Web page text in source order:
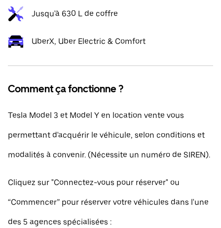
Jusqu'à 630 L de coffre
UberX, Uber Electric & Comfort
Comment ça fonctionne ?
Tesla Model 3 et Model Y en location vente vous
permettant d'acquérir le véhicule, selon conditions et
modalités à convenir. (Nécessite un numéro de SIREN).
Cliquez sur "Connectez-vous pour réserver" ou
“Commencer” pour réserver votre véhicules dans l'une
des 5 agences spécialisées :